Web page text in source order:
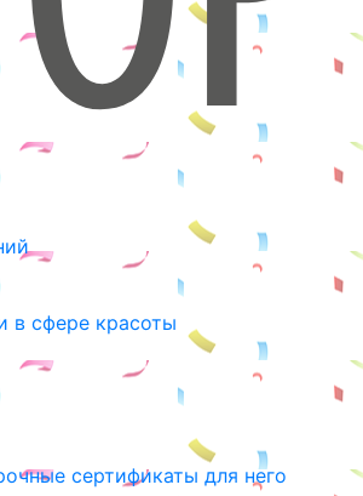
в сфере красоты
сертификаты для него